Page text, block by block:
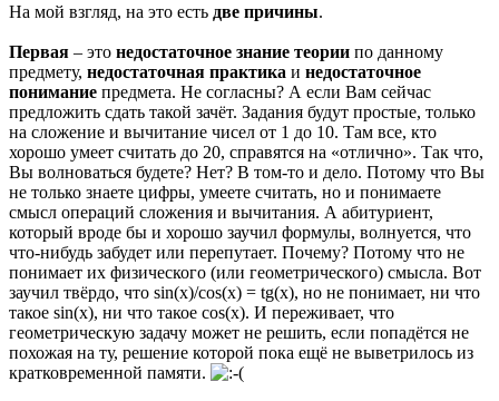
На мой взгляд, на это есть две причины.
Первая – это недостаточное знание теории по данному
предмету, недостаточная практика и недостаточное
понимание предмета. Не согласны? А если Вам сейчас
предложить сдать такой зачёт. Задания будут простые, только
на сложение и вычитание чисел от 1 до 10. Там все, кто
хорошо умеет считать до 20, справятся на «отлично». Так что,
Вы волноваться будете? Нет? В том-то и дело. Потому что Вы
не только знаете цифры, умеете считать, но и понимаете
смысл операций сложения и вычитания. А абитуриент,
который вроде бы и хорошо заучил формулы, волнуется, что
что-нибудь забудет или перепутает. Почему? Потому что не
понимает их физического (или геометрического) смысла. Вот
заучил твёрдо, что sin(x)/cos(x) = tg(x), но не понимает, ни что
такое sin(x), ни что такое cos(x). И переживает, что
геометрическую задачу может не решить, если попадётся не
похожая на ту, решение которой пока ещё не выветрилось из
кратковременной памяти.